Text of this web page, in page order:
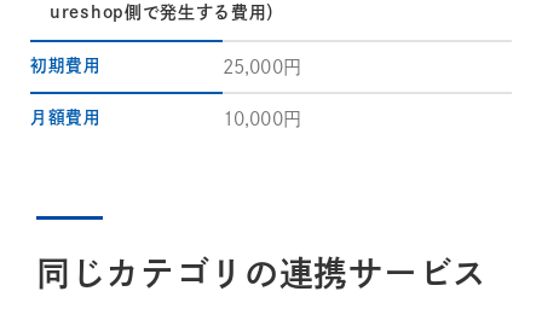
ureshop側で発生する費用）
初期費用 25,000円
月額費用 10,000円
同じカテゴリの連携サービス